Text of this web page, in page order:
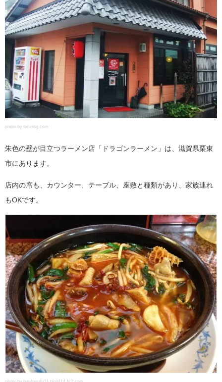
photo by tabelog.com
朱色の壁が目立つラーメン店「ドラゴンラーメン」は、滋賀県栗東
市にあります。
店内の席も、カウンター、テーブル、座敷と種類があり、家族連れ
もOKです。
photo by hgufugufu01.blog114.fc2.com